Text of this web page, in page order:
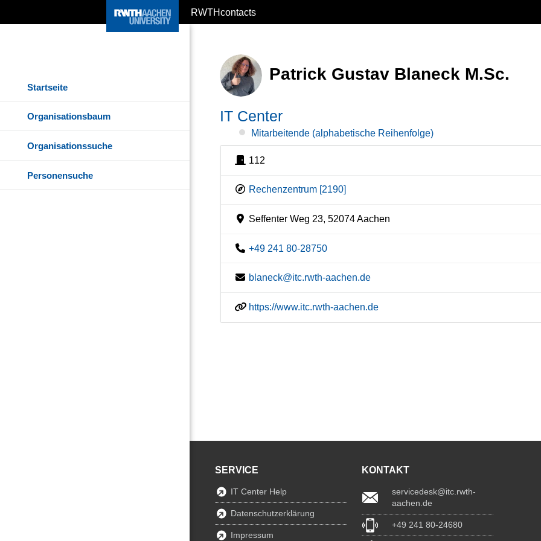
RWTHcontacts
Startseite
Organisationsbaum
Organisationssuche
Personensuche
Patrick Gustav Blaneck M.Sc.
IT Center
Mitarbeitende (alphabetische Reihenfolge)
112
Rechenzentrum [2190]
Seffenter Weg 23, 52074 Aachen
+49 241 80-28750
blaneck@itc.rwth-aachen.de
https://www.itc.rwth-aachen.de
SERVICE
IT Center Help
Datenschutzerklärung
Impressum
KONTAKT
servicedesk@itc.rwth-
aachen.de
+49 241 80-24680